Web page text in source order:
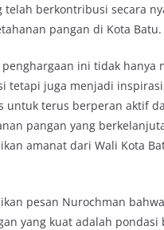
telah berkontribusi secara
pangan di Kota Batu.
penghargaan ini tidak hanya
tetapi juga menjadi
untuk terus berperan aktif
pangan yang
amanat dari Wali Kota
pesan Nurochman bahwa
yang kuat adalah pondasi